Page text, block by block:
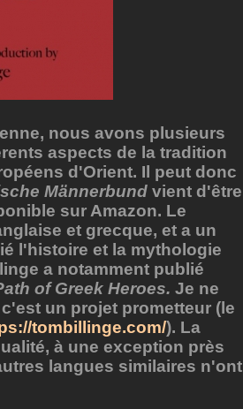
nous avons plusieurs
aspects de la tradition
d'Orient. Il peut donc
Männerbund vient d'être
sur Amazon. Le
et grecque, et a un
l'histoire et la mythologie
a notamment publié
of Greek Heroes. Je ne
un projet prometteur (le
tombillinge.com/). La
à une exception près
langues similaires n'ont